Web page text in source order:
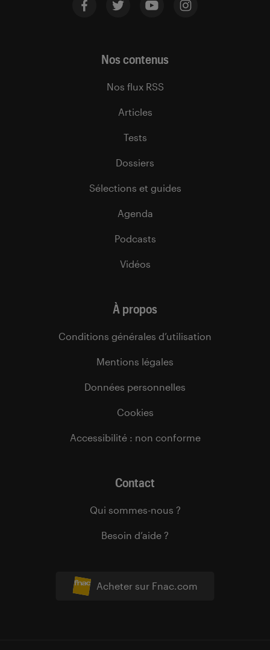
Acheter sur Fnac.com
Nos contenus
Nos flux RSS
Articles
Tests
Dossiers
Sélections et guides
Agenda
Podcasts
Vidéos
À propos
Conditions générales d’utilisation
Mentions légales
Données personnelles
Cookies
Accessibilité : non conforme
Contact
Qui sommes-nous ?
Besoin d’aide ?